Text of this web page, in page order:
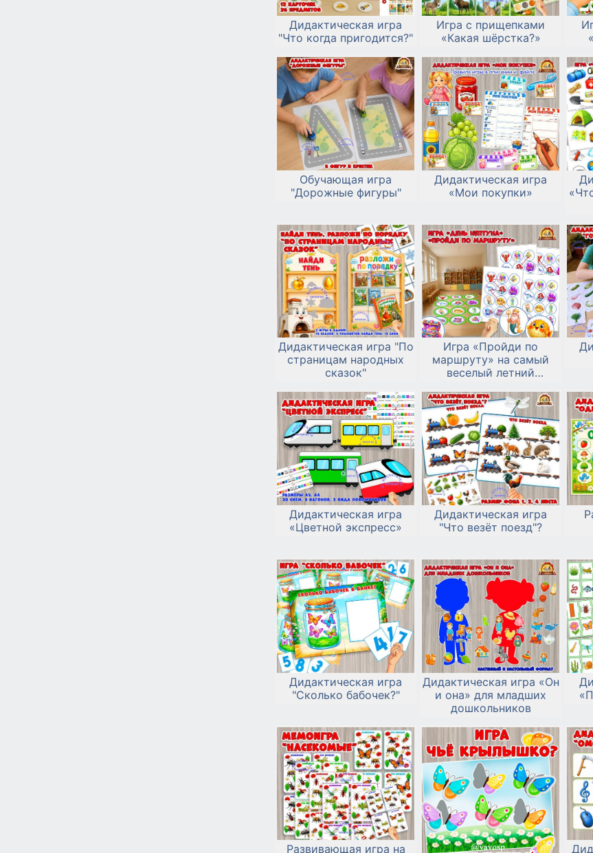
Дидактическая игра
"Что когда пригодится?"
Игра с прищепками
«Какая шёрстка?»
Обучающая игра
"Дорожные фигуры"
Дидактическая игра
«Мои покупки»
Дидактическая игра "По
страницам народных
сказок"
Игра «Пройди по
маршруту» на самый
веселый летний
Нептуна!
Дидактическая игра
«Цветной экспресс»
Дидактическая игра
"Что везёт поезд"?
Дидактическая игра
"Сколько бабочек?"
Дидактическая игра «Он
и она» для младших
дошкольников
Развивающая игра на